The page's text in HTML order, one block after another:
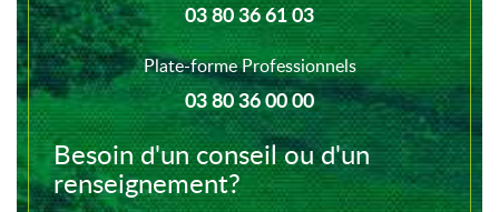
03 80 36 61 03
Plate-forme Professionnels
03 80 36 00 00
Besoin d'un conseil ou d'un
renseignement?